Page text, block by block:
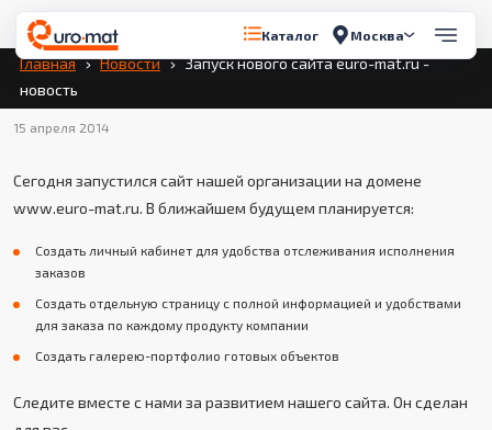
Каталог Москва
Перейти к содержимому
Главная Новости
Запуск нового сайта euro-mat.ru -
новость
Запуск сайта
15 апреля 2014
Сегодня запустился сайт нашей организации на домене
www.euro-mat.ru. В ближайшем будущем планируется:
Создать личный кабинет для удобства отслеживания исполнения
заказов
Создать отдельную страницу с полной информацией и удобствами
для заказа по каждому продукту компании
Создать галерею-портфолио готовых объектов
Следите вместе с нами за развитием нашего сайта. Он сделан